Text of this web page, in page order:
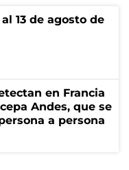
13 de agosto de
en Francia
Andes, que se
a persona